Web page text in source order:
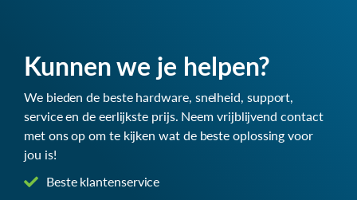
Kunnen we je helpen?
We bieden de beste hardware, snelheid, support,
service en de eerlijkste prijs. Neem vrijblijvend contact
met ons op om te kijken wat de beste oplossing voor
jou is!
Beste klantenservice